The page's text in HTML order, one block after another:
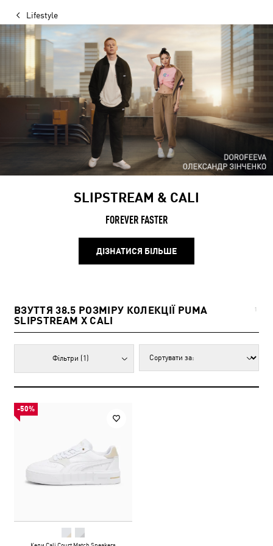
Lifestyle
SLIPSTREAM & CALI
FOREVER FASTER
ДІЗНАТИСЯ БІЛЬШЕ
ВЗУТТЯ 38.5 РОЗМІРУ КОЛЕКЦІЇ PUMA
SLIPSTREAM X CALI
1
Фільтри (1)
-50%